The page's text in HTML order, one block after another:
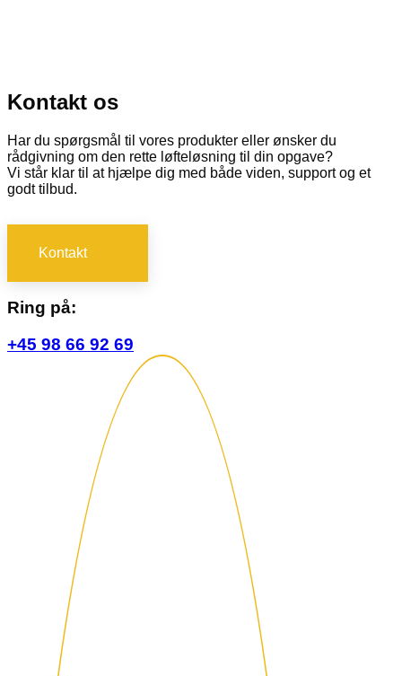
Kontakt os
Har du spørgsmål til vores produkter eller ønsker du
rådgivning om den rette løfteløsning til din opgave?
Vi står klar til at hjælpe dig med både viden, support og et
godt tilbud.
Kontakt
Ring på:
+45 98 66 92 69